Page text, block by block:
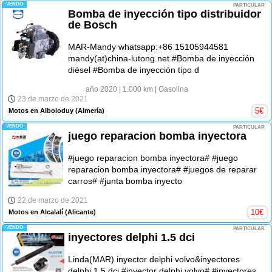
-VENDO- PARTICULAR
Bomba de inyección tipo distribuidor
de Bosch
MAR-Mandy whatsapp:+86 15105944581
mandy(at)china-lutong.net #Bomba de inyección
diésel #Bomba de inyección tipo d
año 2020| 1.000 km| Gasolina
23 de marzo de 2021
Motos en Alboloduy (Almería) 5€
-VENDO- PARTICULAR
juego reparacion bomba inyectora
#juego reparacion bomba inyectora# #juego
reparacion bomba inyectora# #juegos de reparar
carros# #junta bomba inyecto
22 de marzo de 2021
Motos en Alcalalí (Alicante) 10€
-VENDO- PARTICULAR
inyectores delphi 1.5 dci
Linda(MAR) inyector delphi volvo&inyectores